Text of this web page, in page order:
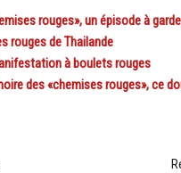
rouges», un épisode à
rouges de Thailande
à boulets rouges
des «chemises rouges», ce